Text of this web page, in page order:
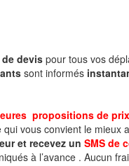
devispour tous vos
sont informés
propositions de
qui vous convient le mieux
et recevez un SMS de
à l’avance . Aucun